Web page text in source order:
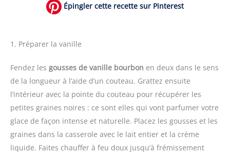
Épingler cette recette sur Pinterest
1. Préparer la vanille
Fendez les gousses de vanille bourbon en deux dans le sens
de la longueur à l’aide d’un couteau. Grattez ensuite
l’intérieur avec la pointe du couteau pour récupérer les
petites graines noires : ce sont elles qui vont parfumer votre
glace de façon intense et naturelle. Placez les gousses et les
graines dans la casserole avec le lait entier et la crème
liquide. Faites chauffer à feu doux jusqu’à frémissement